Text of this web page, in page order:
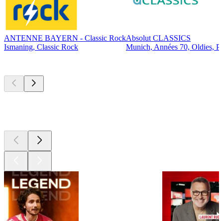
ANTENNE BAYERN - Classic Rock
Ismaning, Classic Rock
Absolut CLASSICS
Munich, Années 70, Oldies,